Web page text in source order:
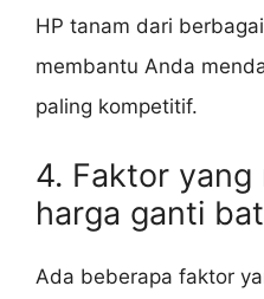
HP tanam dari
membantu Anda
paling kompetitif.
4. Faktor yang
harga ganti
Ada beberapa faktor